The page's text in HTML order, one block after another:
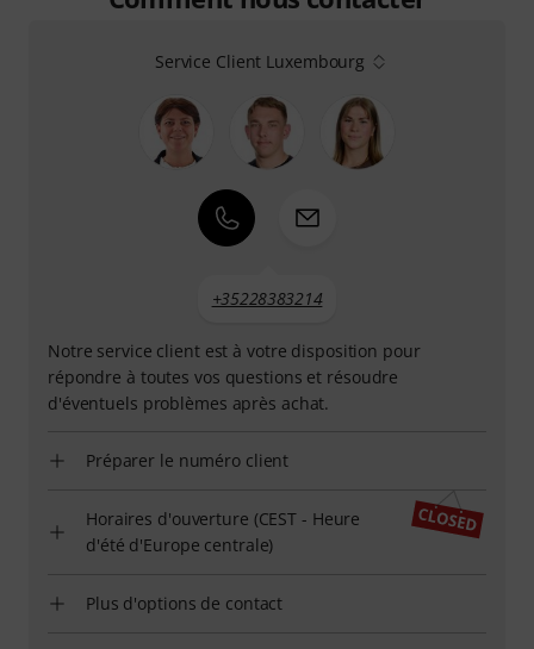
Service Client Luxembourg
+35228383214
Notre service client est à votre disposition pour
répondre à toutes vos questions et résoudre
d'éventuels problèmes après achat.
Préparer le numéro client
Horaires d'ouverture (CEST - Heure
d'été d'Europe centrale)
Plus d'options de contact